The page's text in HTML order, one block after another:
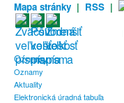
Mapa stránky | RSS |
Oznamy
Oznamy
Aktuality
Elektronická úradná tabuľa